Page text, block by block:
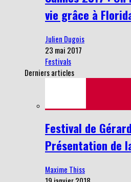
vie grâce à
Julien Dugois
23 mai 2017
Festivals
Derniers articles
Festival de
Présentation de
Maxime Thiss